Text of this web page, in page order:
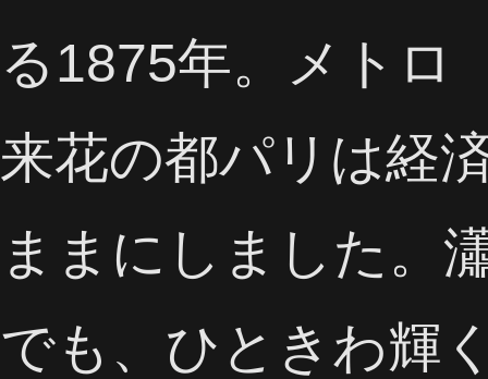
る1875年。メトロ
来花の都パリは経
ままにしました。
でも、ひときわ輝